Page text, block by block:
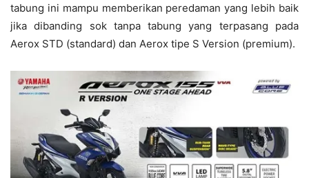
tabung ini mampu memberikan peredaman yang lebih baik
jika dibanding sok tanpa tabung yang terpasang pada
Aerox STD (standard) dan Aerox tipe S Version (premium).